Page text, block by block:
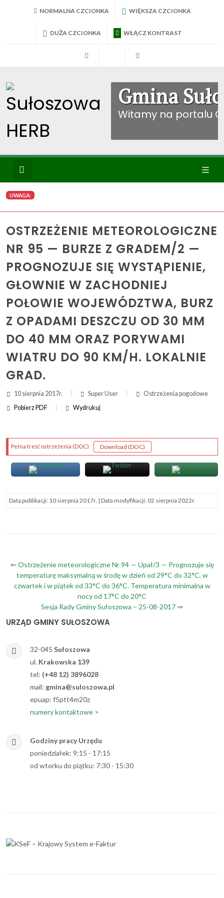
NORMALNA CZCIONKA WIĘKSZA CZCIONKA
DUŻA CZCIONKA WŁĄCZ KONTRAST
BIP Sułoszowa
Gmina
Witamy na portalu
Wyszukiwanie
Ikona
WYBIERZ KATEGORIE:
ZAKRES DAT WYSZUKIWANIA:
OD:
DO:
Szukaj
UWAGA:
OSTRZEŻENIE METEOROLOGICZNE
NR 95 — BURZE Z GRADEM/2 —
PROGNOZUJE SIĘ WYSTĄPIENIE,
GŁOWNIE W ZACHODNIEJ
POŁOWIE WOJEWÓDZTWA, BURZ
Z OPADAMI DESZCZU OD 30 MM
DO 40 MM ORAZ PORYWAMI
WIATRU DO 90 KM/H. LOKALNIE
GRAD.
10 sierpnia 2017r. Super User
Ostrzeżenia pogodowe
Pobierz PDF
Wydrukuj
druk
Pełna treść ostrzeżenia (DOC) (plik DOC)
Download (DOC)
Data publikacji: 10 sierpnia 2017r. | Data modyfikacji: 02 sierpnia 2022r.
Nawigacja
wpisu
⇐ Ostrzeżenie meteorologiczne Nr 94 — Upał/3 — Prognozuje się
temperaturę maksymalną w środę w dzień od 29°C do 32°C, w
czwartek i w piątek od 33°C do 36°C. Temperatura minimalna w
nocy od 17°C do 20°C
Sesja Rady Gminy Sułoszowa – 25-08-2017 ⇒
URZĄD GMINY SUŁOSZOWA
32-045 Sułoszowa
ul. Krakowska 139
tel: (+48 12) 3896028
mail: gmina@suloszowa.pl
epuap: f5ptt4m20z
numery kontaktowe >
Godziny pracy Urzędu
poniedziałek: 9:15 - 17:15
od wtorku do piątku: 7:30 - 15:30